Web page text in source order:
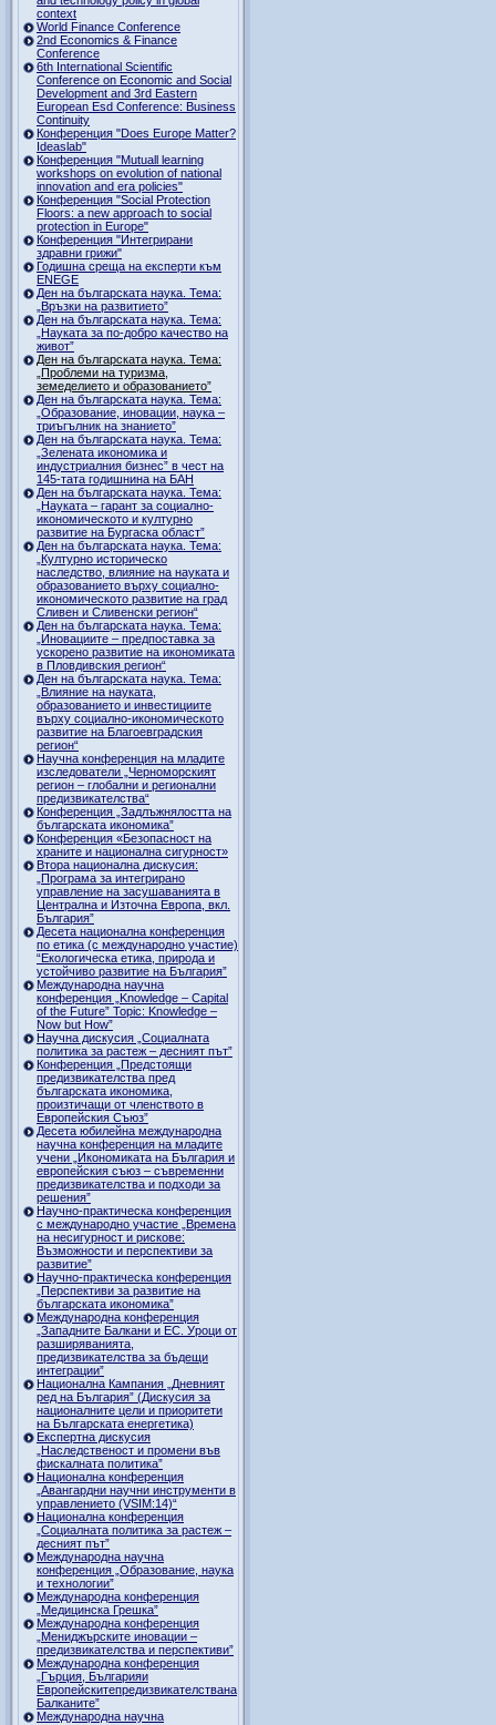
context
World Finance Conference
2nd Economics & Finance
Conference
6th International Scientific
Conference оn Economic and Social
Development and 3rd Eastern
European Esd Conference: Business
Continuity
Конференция "Does Europe Matter?
Ideaslab"
Конференция "Mutuall learning
workshops on evolution of national
innovation and era policies"
Конференция "Social Protection
Floors: a new approach to social
protection in Europe"
Конференция "Интегрирани
здравни грижи"
Годишна среща на експерти към
ENEGE
Ден на българската наука. Тема:
„Връзки на развитието”
Ден на българската наука. Тема:
„Науката за по-добро качество на
живот”
Ден на българската наука. Тема:
„Проблеми на туризма,
земеделието и образованието”
Ден на българската наука. Тема:
„Образование, иновации, наука –
триъгълник на знанието”
Ден на българската наука. Тема:
„Зелената икономика и
индустриалния бизнес” в чест на
145-тата годишнина на БАН
Ден на българската наука. Тема:
„Науката – гарант за социално-
икономическото и културно
развитие на Бургаска област”
Ден на българската наука. Тема:
„Културно историческо
наследство, влияние на науката и
образованието върху социално-
икономическото развитие на град
Сливен и Сливенски регион“
Ден на българската наука. Тема:
„Иновациите – предпоставка за
ускорено развитие на икономиката
в Пловдивския регион“
Ден на българската наука. Тема:
„Влияние на науката,
образованието и инвестициите
върху социално-икономическото
развитие на Благоевградския
регион“
Научна конференция на младите
изследователи „Черноморският
регион – глобални и регионални
предизвикателства“
Конференция „Задлъжнялостта на
българската икономика”
Конференция «Безопасност на
храните и национална сигурност»
Втора национална дискусия:
„Програма за интегрирано
управление на засушаванията в
Централна и Източна Европа, вкл.
България”
Десета национална конференция
по етика (с международно участие)
“Екологическа етика, природа и
устойчиво развитие на България”
Международна научна
конференция „Knowledge – Capital
of the Future” Topic: Knowledge –
Now but How”
Научна дискусия „Социалната
политика за растеж – десният път”
Конференция „Предстоящи
предизвикателства пред
българската икономика,
произтичащи от членството в
Европейския Съюз”
Десета юбилейна международна
научна конференция на младите
учени „Икономиката на България и
европейския съюз – съвременни
предизвикателства и подходи за
решения”
Научно-практическа конференция
с международно участие „Времена
на несигурност и рискове:
Възможности и перспективи за
развитие”
Научно-практическа конференция
„Перспективи за развитие на
българската икономика”
Международна конференция
„Западните Балкани и ЕС. Уроци от
разширяванията,
предизвикателства за бъдещи
интеграции”
Национална Кампания „Дневният
ред на България” (Дискусия за
националните цели и приоритети
на Българската енергетика)
Експертна дискусия
„Наследственост и промени във
фискалната политика”
Национална конференция
„Авангардни научни инструменти в
управлението (VSIM:14)“
Национална конференция
„Социалната политика за растеж –
десният път”
Международна научна
конференция „Образование, наука
и технологии”
Международна конференция
„Медицинска Грешка”
Международна конференция
„Мениджърските иновации –
предизвикателства и перспективи”
Международна конференция
„Гърция, Българияи
Европейскитепредизвикателствана
Балканите”
Международна научна